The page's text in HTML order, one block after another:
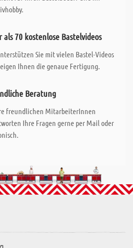
als 70 kostenlose Bastelvideos
Sie mit vielen Bastel-Videos
Ihnen die genaue Fertigung.
Beratung
freundlichen MitarbeiterInnen
Ihre Fragen gerne per Mail oder